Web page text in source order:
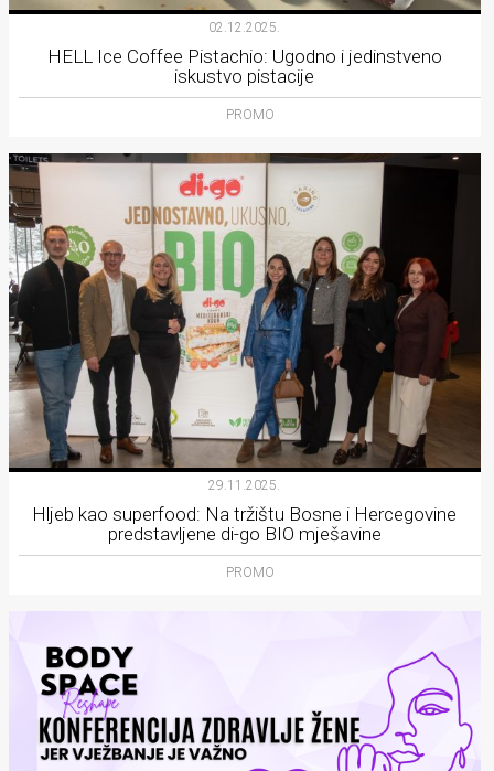
02.12.2025.
HELL Ice Coffee Pistachio: Ugodno i jedinstveno
iskustvo pistacije
PROMO
29.11.2025.
Hljeb kao superfood: Na tržištu Bosne i Hercegovine
predstavljene di-go BIO mješavine
PROMO